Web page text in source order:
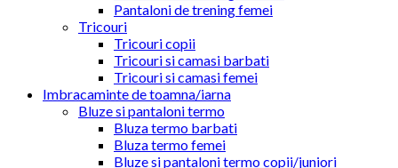
Pantaloni de trening femei
Tricouri
Tricouri copii
Tricouri si camasi barbati
Tricouri si camasi femei
Imbracaminte de toamna/iarna
Bluze si pantaloni termo
Bluza termo barbati
Bluza termo femei
Bluze si pantaloni termo copii/juniori